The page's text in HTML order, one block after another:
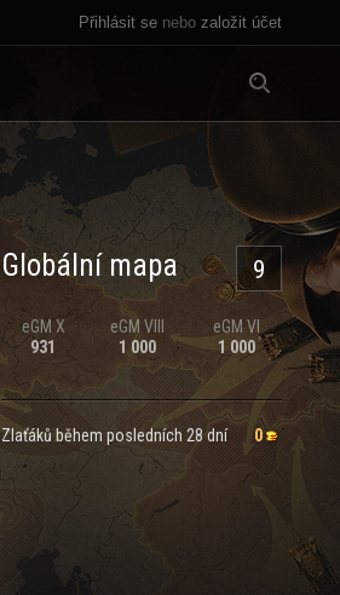
Přihlásit se nebo založit účet
9
Globální mapa
eGM X
931
eGM VIII
1 000
eGM VI
1 000
Zlaťáků během posledních 28 dní 0